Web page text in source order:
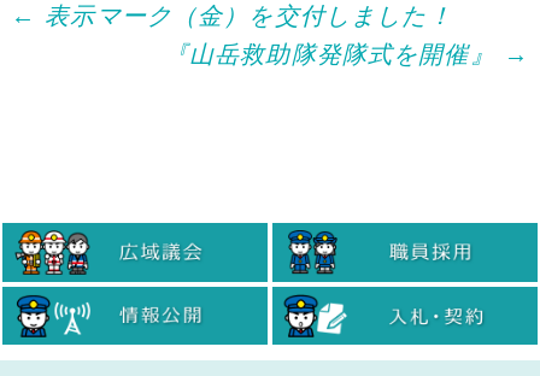
Post
navigation
← 表示マーク（金）を交付しました！
『山岳救助隊発隊式を開催』
→